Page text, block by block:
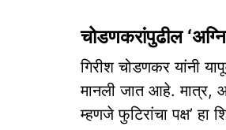
चोडणकरांपुढील
गिरीश चोडणकर यांनी
मानली जात आहे. मात्र,
म्हणजे फुटिरांचा पक्ष’